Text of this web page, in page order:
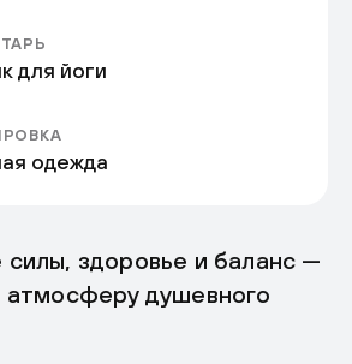
для йоги
одежда
силы, здоровье и баланс —
атмосферу душевного